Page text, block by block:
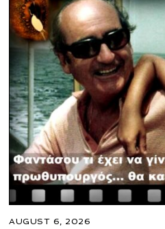
AUGUST 6, 2026